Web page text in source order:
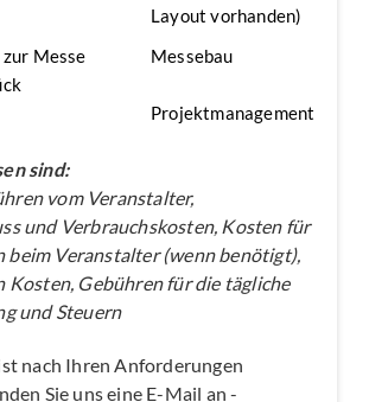
Layout vorhanden)
Messe
Messebau
Projektmanagement
sind:
vom Veranstalter,
und Verbrauchskosten, Kosten für
beim Veranstalter (wenn benötigt),
Kosten, Gebühren für die tägliche
und Steuern
nach Ihren Anforderungen
Sie uns eine E-Mail an -